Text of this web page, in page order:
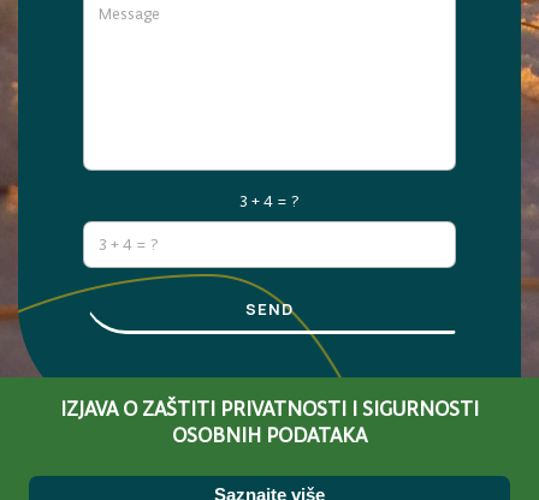
3 + 4 = ?
SEND
IZJAVA O ZAŠTITI PRIVATNOSTI I SIGURNOSTI
OSOBNIH PODATAKA
Saznajte više